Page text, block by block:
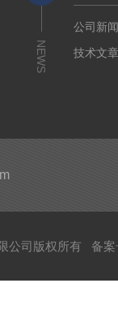
NEWS
公司新
技术文
公司版权所有 备案